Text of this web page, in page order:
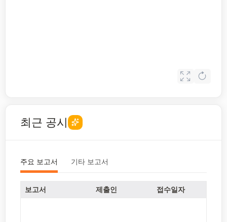
최근 공시
주요 보고서 기타 보고서
보고서 제출인 접수일자